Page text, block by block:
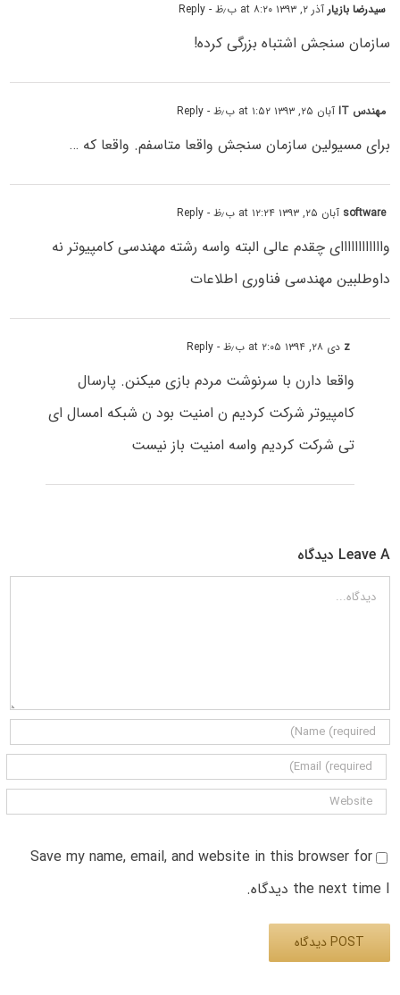
سیدرضا بازیارآذر ۲, ۱۳۹۳ at ۸:۲۰ ب٫ظ - Reply
سازمان سنجش اشتباه بزرگی کرده!
مهندس IT آبان ۲۵, ۱۳۹۳ at ۱:۵۲ ب٫ظ - Reply
برای مسیولین سازمان سنجش واقعا متاسفم. واقعا که …
software آبان ۲۵, ۱۳۹۳ at ۱۲:۲۴ ب٫ظ - Reply
واااااااااااای چقدم عالی البته واسه رشته مهندسی کامپیوتر نه
داوطلبین مهندسی فناوری اطلاعات
z دی ۲۸, ۱۳۹۴ at ۲:۰۵ ب٫ظ - Reply
واقعا دارن با سرنوشت مردم بازی میکنن. پارسال
کامپیوتر شرکت کردیم ن امنیت بود ن شبکه امسال ای
تی شرکت کردیم واسه امنیت باز نیست
Leave A دیدگاه
دیدگاه
Save my name, email, and website in this browser for
the next time I دیدگاه.